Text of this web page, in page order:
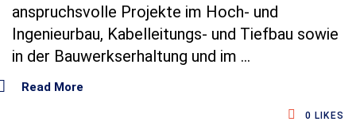
anspruchsvolle Projekte im Hoch‑ und
Ingenieurbau, Kabelleitungs‑ und Tiefbau sowie
in der Bauwerkserhaltung und im
Read More
0 LIKES